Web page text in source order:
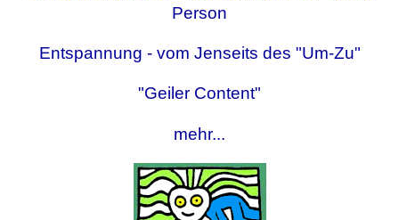
Person
Entspannung - vom Jenseits des "Um-Zu"
"Geiler Content"
mehr...